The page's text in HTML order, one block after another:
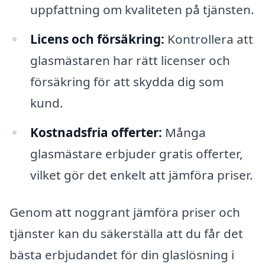
uppfattning om kvaliteten på tjänsten.
Licens och försäkring: Kontrollera att
glasmästaren har rätt licenser och
försäkring för att skydda dig som
kund.
Kostnadsfria offerter: Många
glasmästare erbjuder gratis offerter,
vilket gör det enkelt att jämföra priser.
Genom att noggrant jämföra priser och
tjänster kan du säkerställa att du får det
bästa erbjudandet för din glaslösning i